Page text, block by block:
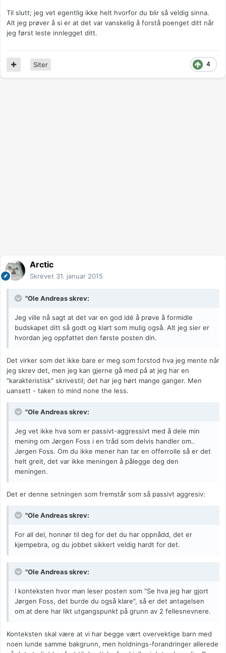
Til slutt; jeg vet egentlig ikke helt hvorfor du blir så veldig sinna.
Alt jeg prøver å si er at det var vanskelig å forstå poenget ditt når
jeg først leste innlegget ditt.
4
Siter
Arctic
Skrevet 31. januar 2015
"Ole Andreas skrev:
Jeg ville nå sagt at det var en god idé å prøve å formidle
budskapet ditt så godt og klart som mulig også. Alt jeg sier er
hvordan jeg oppfattet den første posten din.
Det virker som det ikke bare er meg som forstod hva jeg mente når
jeg skrev det, men jeg kan gjerne gå med på at jeg har en
"karakteristisk" skrivestil; det har jeg hørt mange ganger. Men
uansett - taken to mind none the less.
"Ole Andreas skrev:
Jeg vet ikke hva som er passivt-aggressivt med å dele min
mening om Jørgen Foss i en tråd som delvis handler om..
Jørgen Foss. Om du ikke mener han tar en offerrolle så er det
helt greit, det var ikke meningen å pålegge deg den
meningen.
Det er denne setningen som fremstår som så passivt aggresiv:
"Ole Andreas skrev:
For all del, honnør til deg for det du har oppnådd, det er
kjempebra, og du jobbet sikkert veldig hardt for det.
"Ole Andreas skrev:
I konteksten hvor man leser posten som "Se hva jeg har gjort
Jørgen Foss, det burde du også klare", så er det antagelsen
om at dere har likt utgangspunkt på grunn av 2 fellesnevnere.
Konteksten skal være at vi har begge vært overvektige barn med
noen lunde samme bakgrunn, men holdnings-forandringer allerede